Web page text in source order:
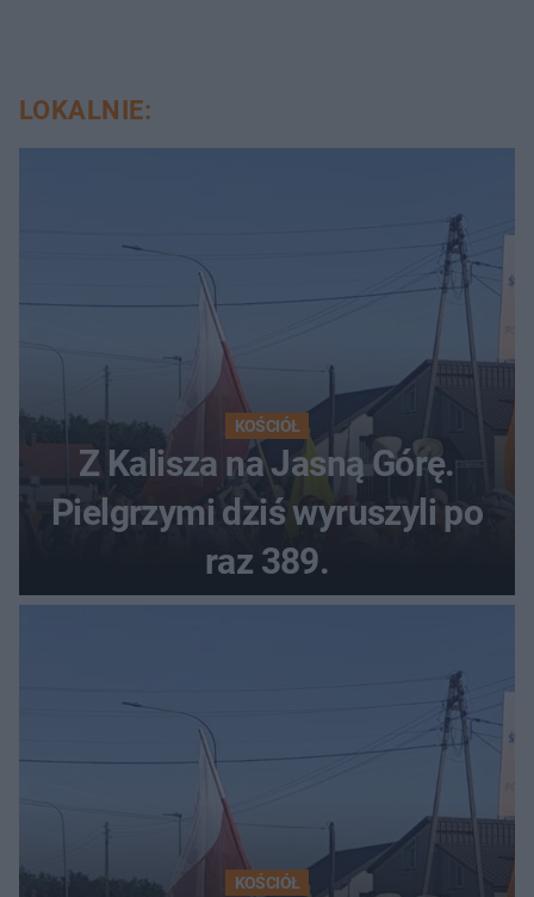
LOKALNIE:
KOŚCIÓŁ
Z Kalisza na Jasną Górę.
Pielgrzymi dziś wyruszyli po
raz 389.
KOŚCIÓŁ